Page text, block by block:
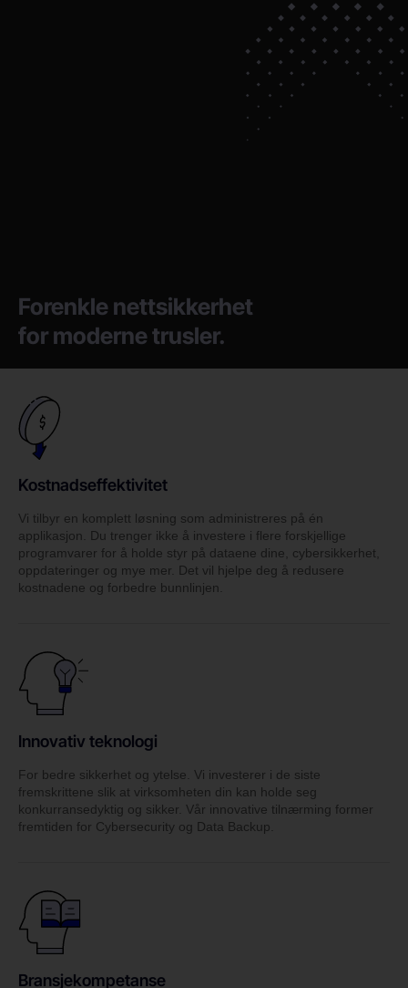
Forenkle nettsikkerhet
for moderne trusler.
Kostnadseffektivitet
Vi tilbyr en komplett løsning som administreres på én
applikasjon. Du trenger ikke å investere i flere forskjellige
programvarer for å holde styr på dataene dine, cybersikkerhet,
oppdateringer og mye mer. Det vil hjelpe deg å redusere
kostnadene og forbedre bunnlinjen.
Innovativ teknologi
For bedre sikkerhet og ytelse. Vi investerer i de siste
fremskrittene slik at virksomheten din kan holde seg
konkurransedyktig og sikker. Vår innovative tilnærming former
fremtiden for Cybersecurity og Data Backup.
Bransjekompetanse